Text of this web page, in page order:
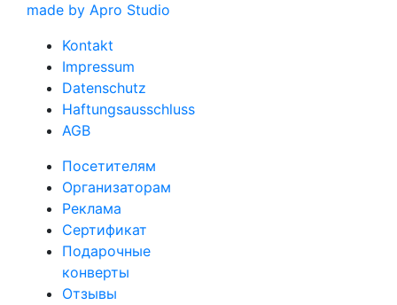
made by Apro Studio
Kontakt
Impressum
Datenschutz
Haftungsausschluss
AGB
Посетителям
Организаторам
Реклама
Сертификат
Подарочные
конверты
Отзывы